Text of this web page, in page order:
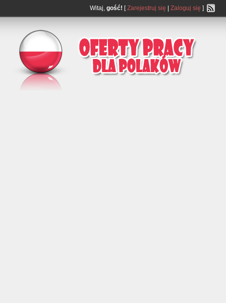
Witaj, gość! [Zarejestruj się Zaloguj się ]